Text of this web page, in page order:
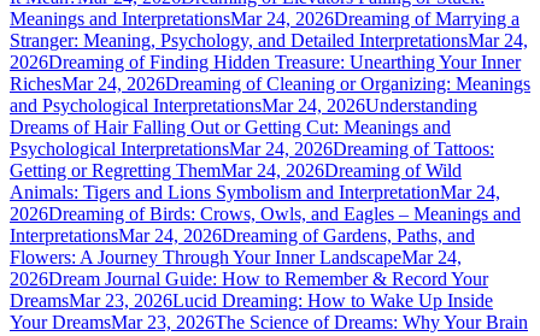
Meanings and InterpretationsMar 24, 2026Dreaming of Marrying a
Stranger: Meaning, Psychology, and Detailed InterpretationsMar 24,
2026Dreaming of Finding Hidden Treasure: Unearthing Your Inner
RichesMar 24, 2026Dreaming of Cleaning or Organizing: Meanings
and Psychological InterpretationsMar 24, 2026Understanding
Dreams of Hair Falling Out or Getting Cut: Meanings and
Psychological InterpretationsMar 24, 2026Dreaming of Tattoos:
Getting or Regretting ThemMar 24, 2026Dreaming of Wild
Animals: Tigers and Lions Symbolism and InterpretationMar 24,
2026Dreaming of Birds: Crows, Owls, and Eagles – Meanings and
InterpretationsMar 24, 2026Dreaming of Gardens, Paths, and
Flowers: A Journey Through Your Inner LandscapeMar 24,
2026Dream Journal Guide: How to Remember & Record Your
DreamsMar 23, 2026Lucid Dreaming: How to Wake Up Inside
Your DreamsMar 23, 2026The Science of Dreams: Why Your Brain